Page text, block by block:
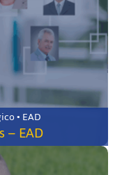
• EAD
– EAD